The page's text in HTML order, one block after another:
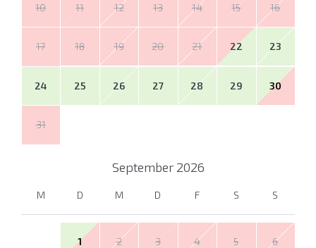
10 11 12 13 14 15 16
17 18 19 20 21 22 23
24 25 26 27 28 29 30
31
September 2026
M D M D F S S
1 2 3 4 5 6